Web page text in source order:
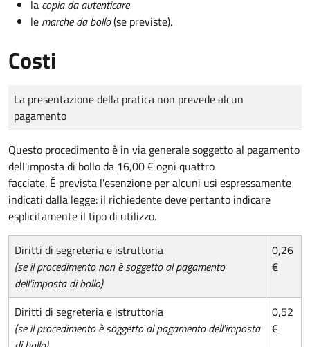
la copia da autenticare
le marche da bollo(se previste).
Costi
Tipo di pagamento
Importo
La presentazione della pratica non prevede alcun
pagamento
Questo procedimento è in via generale soggetto al pagamento
dell'imposta di bollo da 16,00 € ogni quattro
facciate. É prevista l'esenzione per alcuni usi espressamente
indicati dalla legge: il richiedente deve pertanto indicare
esplicitamente il tipo di utilizzo.
Diritti di segreteria e istruttoria
(se il procedimento non è soggetto al pagamento
dell'imposta di bollo)
0,26
€
Diritti di segreteria e istruttoria
(se il procedimento è soggetto al pagamento dell'imposta
0,52
€